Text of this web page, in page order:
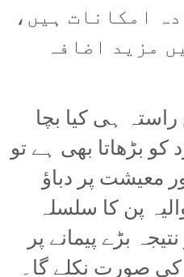
امکانات ہیں،
مزید اضافہ
ہی کیا بچا
بڑھاتا بھی ہے تو
معیشت پر دباؤ
پن کا سلسلہ
بڑے پیمانے پر